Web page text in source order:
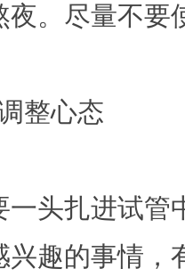
夜。尽量不要
整心态
一头扎进试管
兴趣的事情，